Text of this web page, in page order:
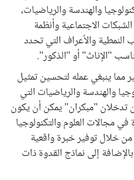
والهندسة والرياضيات،
الاجتماعية وأنظمة
النمطية والأعراف التي تحدد
"الإناث" أو "الذكور".
مما ينبغي عمله لتحسين تمثيل
والهندسة والرياضيات التي
تدخلان "مبكران" يمكن أن يكون
مجالات العلوم والتكنولوجيا
من خلال توفير خبرة واقعية
إلى نماذج القدوة ذات